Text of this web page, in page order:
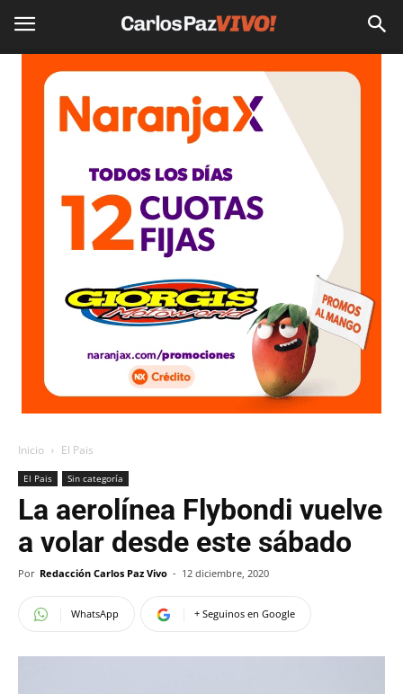
Inicio El Pais
El Pais Sin categoría
La aerolínea Flybondi vuelve
a volar desde este sábado
Por Redacción Carlos Paz Vivo - 12 diciembre, 2020
WhatsApp + Seguinos en Google